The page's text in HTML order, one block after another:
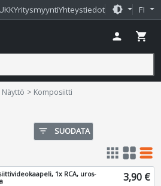
YritysmyyntiYhteystiedot brightness_medium FI
person shopping_cart
Näyttö Komposiitti
filter_list SUODATA
apps grid_view table_rows
1x RCA, uros-
3,90 €